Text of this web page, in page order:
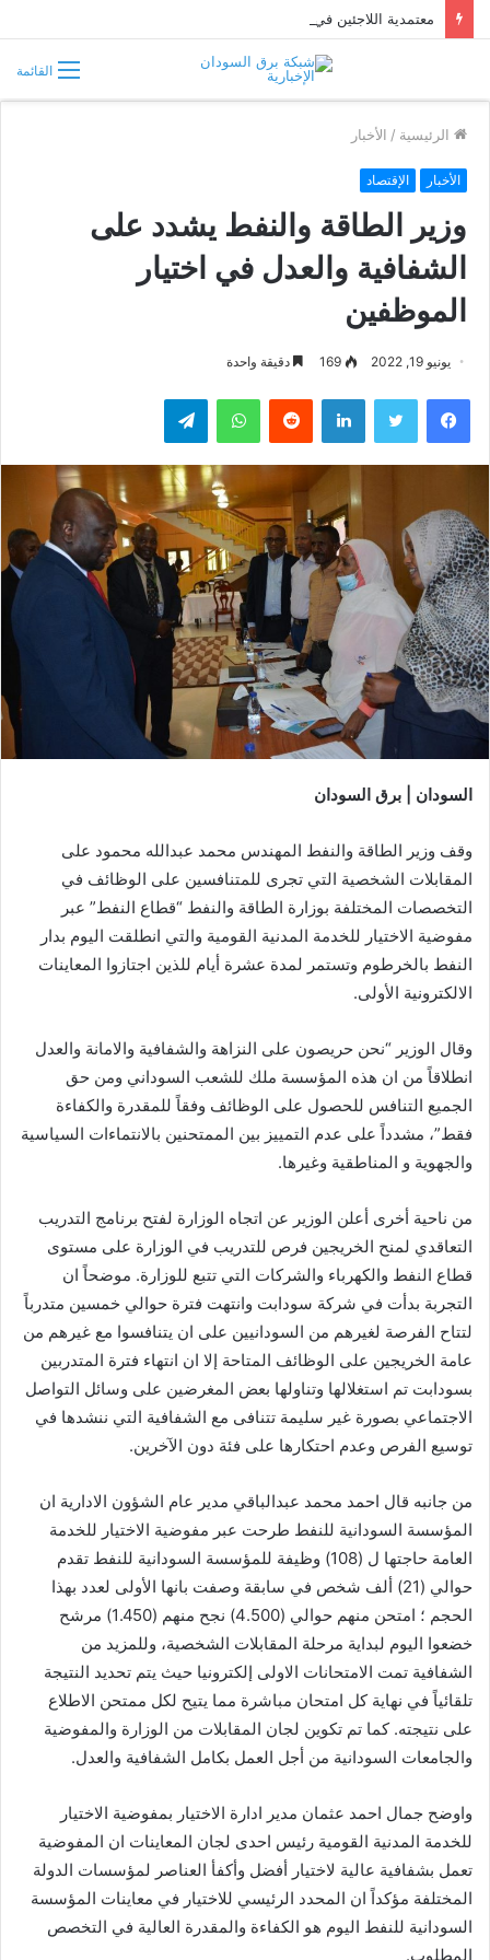
القائمة
الرئيسية / الأخبار
الأخبار الإقتصاد
وزير الطاقة والنفط يشدد على
الشفافية والعدل في اختيار
الموظفين
يونيو 19, 2022 169 دقيقة واحدة
فيسبوك تويتر لينكدإن واتساب تيلقرام
السودان | برق السودان
وقف وزير الطاقة والنفط المهندس محمد عبدالله محمود على
المقابلات الشخصية التي تجرى للمتنافسين على الوظائف في
التخصصات المختلفة بوزارة الطاقة والنفط “قطاع النفط” عبر
مفوضية الاختيار للخدمة المدنية القومية والتي انطلقت اليوم بدار
النفط بالخرطوم وتستمر لمدة عشرة أيام للذين اجتازوا المعاينات
الالكترونية الأولى.
وقال الوزير “نحن حريصون على النزاهة والشفافية والامانة والعدل
انطلاقاً من ان هذه المؤسسة ملك للشعب السوداني ومن حق
الجميع التنافس للحصول على الوظائف وفقاً للمقدرة والكفاءة
فقط”، مشدداً على عدم التمييز بين الممتحنين بالانتماءات السياسية
والجهوية و المناطقية وغيرها.
من ناحية أخرى أعلن الوزير عن اتجاه الوزارة لفتح برنامج التدريب
التعاقدي لمنح الخريجين فرص للتدريب في الوزارة على مستوى
قطاع النفط والكهرباء والشركات التي تتبع للوزارة. موضحاً ان
التجربة بدأت في شركة سودابت وانتهت فترة حوالي خمسين متدرباً
لتتاح الفرصة لغيرهم من السودانيين على ان يتنافسوا مع غيرهم من
عامة الخريجين على الوظائف المتاحة إلا ان انتهاء فترة المتدربين
بسودابت تم استغلالها وتناولها بعض المغرضين على وسائل التواصل
الاجتماعي بصورة غير سليمة تتنافى مع الشفافية التي ننشدها في
توسيع الفرص وعدم احتكارها على فئة دون الآخرين.
من جانبه قال احمد محمد عبدالباقي مدير عام الشؤون الادارية ان
المؤسسة السودانية للنفط طرحت عبر مفوضية الاختيار للخدمة
العامة حاجتها ل (108) وظيفة للمؤسسة السودانية للنفط تقدم
حوالي (21) ألف شخص في سابقة وصفت بانها الأولى لعدد بهذا
الحجم ؛ امتحن منهم حوالي (4.500) نجح منهم (1.450) مرشح
خضعوا اليوم لبداية مرحلة المقابلات الشخصية، وللمزيد من
الشفافية تمت الامتحانات الاولى إلكترونيا حيث يتم تحديد النتيجة
تلقائياً في نهاية كل امتحان مباشرة مما يتيح لكل ممتحن الاطلاع
على نتيجته. كما تم تكوين لجان المقابلات من الوزارة والمفوضية
والجامعات السودانية من أجل العمل بكامل الشفافية والعدل.
واوضح جمال احمد عثمان مدير ادارة الاختيار بمفوضية الاختيار
للخدمة المدنية القومية رئيس احدى لجان المعاينات ان المفوضية
تعمل بشفافية عالية لاختيار أفضل وأكفأ العناصر لمؤسسات الدولة
المختلفة مؤكداً ان المحدد الرئيسي للاختيار في معاينات المؤسسة
السودانية للنفط اليوم هو الكفاءة والمقدرة العالية في التخصص
المطلوب.